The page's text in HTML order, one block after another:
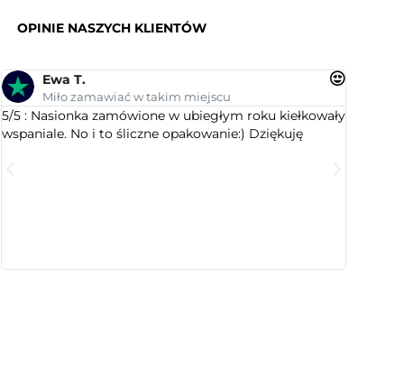
OPINIE NASZYCH KLIENTÓW
Ewa T.
Miło zamawiać w takim miejscu
5/5 : Nasionka zamówione w ubiegłym roku kiełkowały
wspaniale. No i to śliczne opakowanie:) Dziękuję